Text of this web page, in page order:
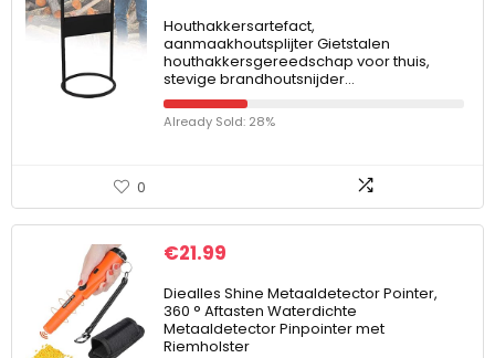
Houthakkersartefact,
aanmaakhoutsplijter Gietstalen
houthakkersgereedschap voor thuis,
stevige brandhoutsnijder…
Already Sold: 28%
0
€21.99
Diealles Shine Metaaldetector Pointer,
360 ° Aftasten Waterdichte
Metaaldetector Pinpointer met
Riemholster